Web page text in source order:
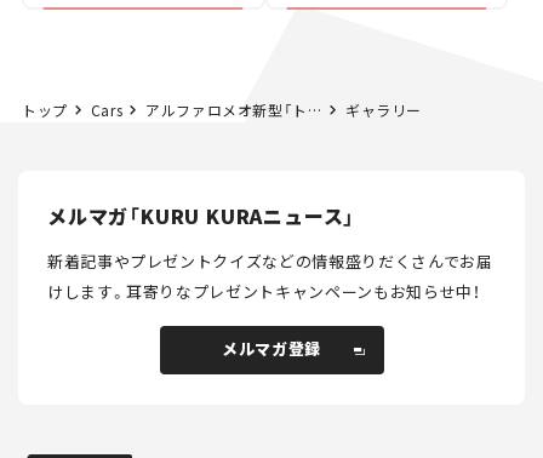
トップ Cars アルファロメオ新型「トナーレ」はハンドリングが楽しい！ これがSUV？ 大幅改良で走りが激変【試乗レビュー】 ギャラリー
メルマガ「KURU KURAニュース」
新着記事やプレゼントクイズなどの情報盛りだくさんでお届
けします。耳寄りなプレゼントキャンペーンもお知らせ中！
メルマガ登録